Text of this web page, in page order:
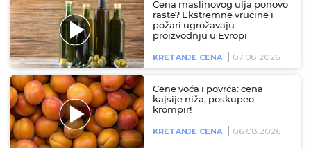
Cena maslinovog ulja ponovo
raste? Ekstremne vrućine i
požari ugrožavaju
proizvodnju u Evropi
KRETANJE CENA 07.08.2026
Cene voća i povrća: cena
kajsije niža, poskupeo
krompir!
KRETANJE CENA 06.08.2026